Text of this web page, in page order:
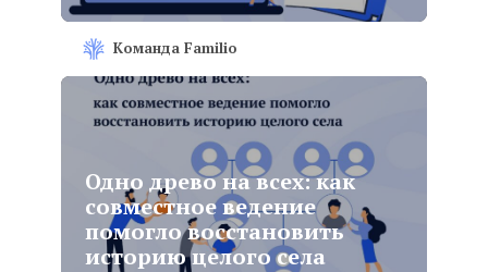
Команда Familio
Одно древо на всех: как
совместное ведение
помогло восстановить
историю целого села